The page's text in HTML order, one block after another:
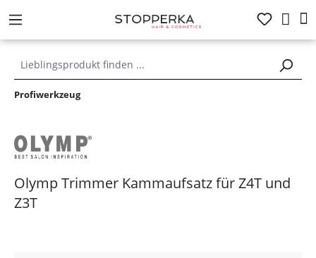
springen
Profiwerkzeug
Olymp Trimmer Kammaufsatz für Z4T und
Z3T